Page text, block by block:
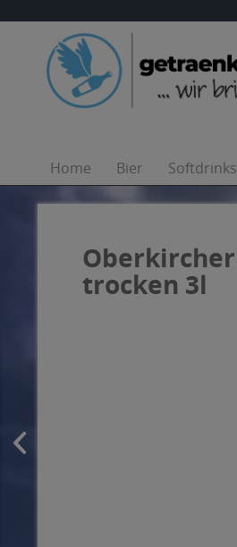
Home Bier Softdrinks
trocken 3l